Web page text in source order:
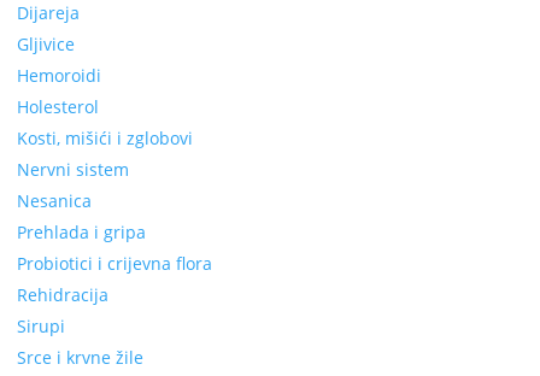
Dijareja
Gljivice
Hemoroidi
Holesterol
Kosti, mišići i zglobovi
Nervni sistem
Nesanica
Prehlada i gripa
Probiotici i crijevna flora
Rehidracija
Sirupi
Srce i krvne žile